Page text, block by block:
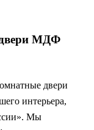
МДФ
двери
интерьера,
Мы